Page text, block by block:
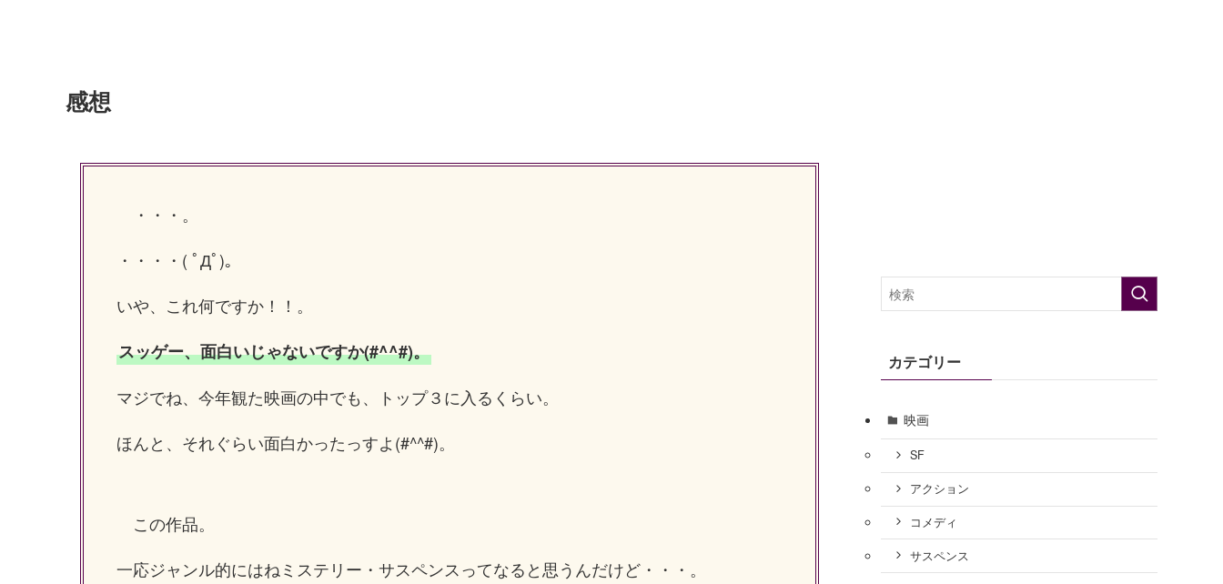
感想
・・・。
・・・・( ﾟДﾟ)。
いや、これ何ですか！！。
スッゲー、面白いじゃないですか(#^^#)。
マジでね、今年観た映画の中でも、トップ３に入るくらい。
ほんと、それぐらい面白かったっすよ(#^^#)。
この作品。
一応ジャンル的にはねミステリー・サスペンスってなると思うんだけど・・・。
カテゴリー
映画
SF
アクション
コメディ
サスペンス